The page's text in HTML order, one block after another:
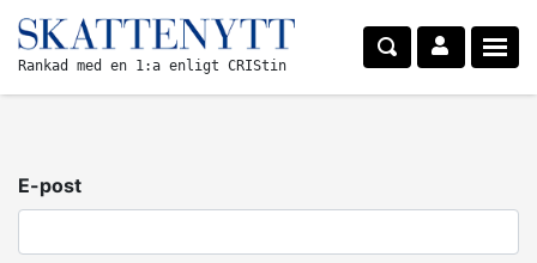
Rankad med en 1:a enligt CRIStin
E-post